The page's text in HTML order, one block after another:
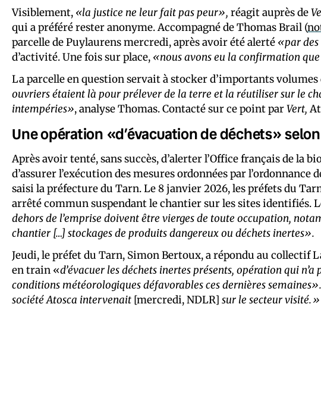
Visiblement, «la justice ne leur fait pas peur», réagit auprès de
qui a préféré rester anonyme. Accompagné de Thomas Brail (
parcelle de Puylaurens mercredi, après avoir été alerté «par
d’activité. Une fois sur place, «nous avons eu la confirmation
La parcelle en question servait à stocker d’importants volumes
ouvriers étaient là pour prélever de la terre et la réutiliser sur le
intempéries», analyse Thomas. Contacté sur ce point parVert,
Une opération «d’évacuation de déchets»
Après avoir tenté, sans succès, d’alerter l’Office français de la
d’assurer l’exécution des mesures ordonnées par l’ordonnance
saisi la préfecture du Tarn. Le 8 janvier 2026, les préfets du
arrêté commun suspendant le chantier sur les sites identifiés.
dehors de l’emprise doivent être vierges de toute occupation,
chantier […] stockages de produits dangereux ou déchets inertes».
Jeudi, le préfet du Tarn, Simon Bertoux, a répondu au collectif
en train «d’évacuer les déchets inertes présents, opération qui
conditions météorologiques défavorables ces dernières semaines».
société Atosca intervenait [mercredi, NDLR] sur le secteur visité.»